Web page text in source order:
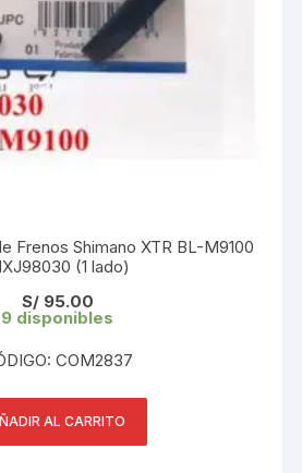
Frenos Shimano XTR BL-M9100
(1 lado)
S/95.00
9 disponibles
COM2837
AL CARRITO